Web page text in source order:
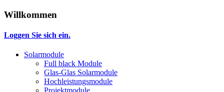
Willkommen
Loggen Sie sich ein.
Solarmodule
Full black Module
Glas-Glas Solarmodule
Hochleistungsmodule